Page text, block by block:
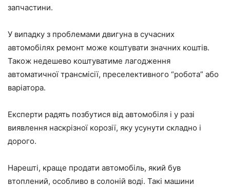
запчастини.
У випадку з проблемами двигуна в сучасних
автомобілях ремонт може коштувати значних коштів.
Також недешево коштуватиме лагодження
автоматичної трансмісії, преселективного “робота” або
варіатора.
Експерти радять позбутися від автомобіля і у разі
виявлення наскрізної корозії, яку усунути складно і
дорого.
Нарешті, краще продати автомобіль, який був
втоплений, особливо в солоній воді. Такі машини